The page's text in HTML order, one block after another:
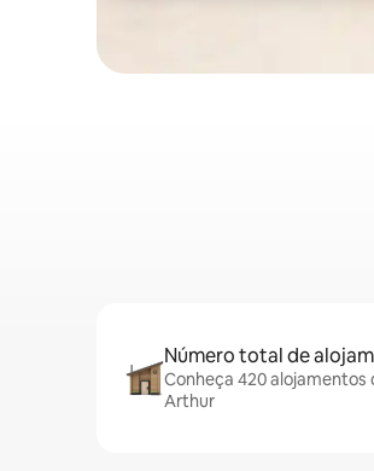
Número total de
Conheça 420 alojamentos
Arthur